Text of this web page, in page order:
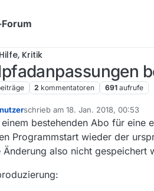
Kritik
2 kommentatoren 691 aufrufe
schrieb am 18. Jan. 2018, 00:53
zuletzt editiert von
bestehenden Abo für eine
Programmstart wieder der
Änderung also nicht gespeichert